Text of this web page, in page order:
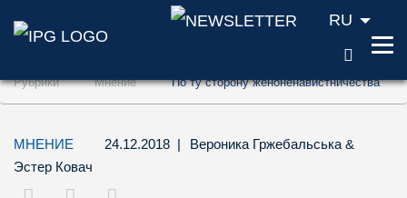
Перейти к содержанию (ключ доступа
Перейти к поиску (ключ доступа '2')
Перейти к навигации (ключ доступа '3')
RU
Рубрики Мнение По ту сторону женоненавистничества
МНЕНИЕ 24.12.2018 | Вероника Гржебальська &
Эстер Ковач